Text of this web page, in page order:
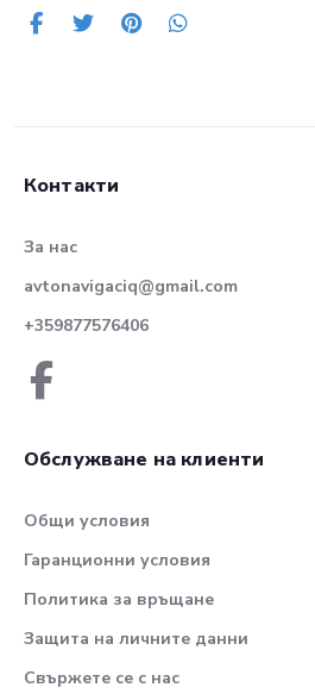
Контакти
За нас
avtonavigaciq@gmail.com
+359877576406
Обслужване на клиенти
Общи условия
Гаранционни условия
Политика за връщане
Защита на личните данни
Свържете се с нас